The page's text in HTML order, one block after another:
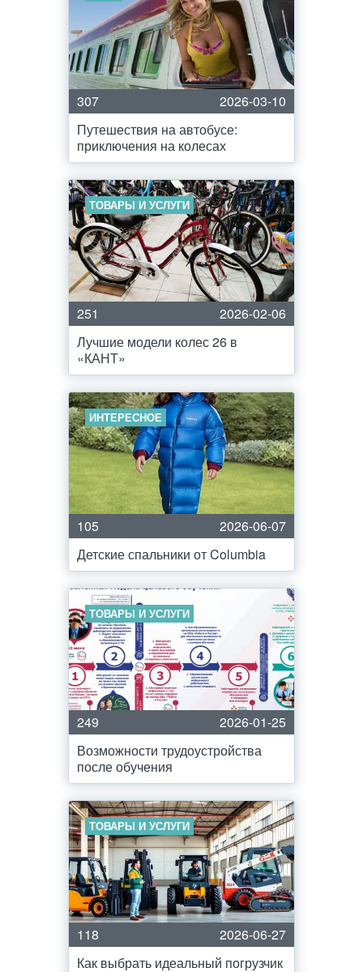
307
2026-03-10
Путешествия на автобусе:
приключения на колесах
ТОВАРЫ И УСЛУГИ
251
2026-02-06
Лучшие модели колес 26 в
«КАНТ»
ИНТЕРЕСНОЕ
105
2026-06-07
Детские спальники от Columbia
ТОВАРЫ И УСЛУГИ
249
2026-01-25
Возможности трудоустройства
после обучения
ТОВАРЫ И УСЛУГИ
118
2026-06-27
Как выбрать идеальный погрузчик